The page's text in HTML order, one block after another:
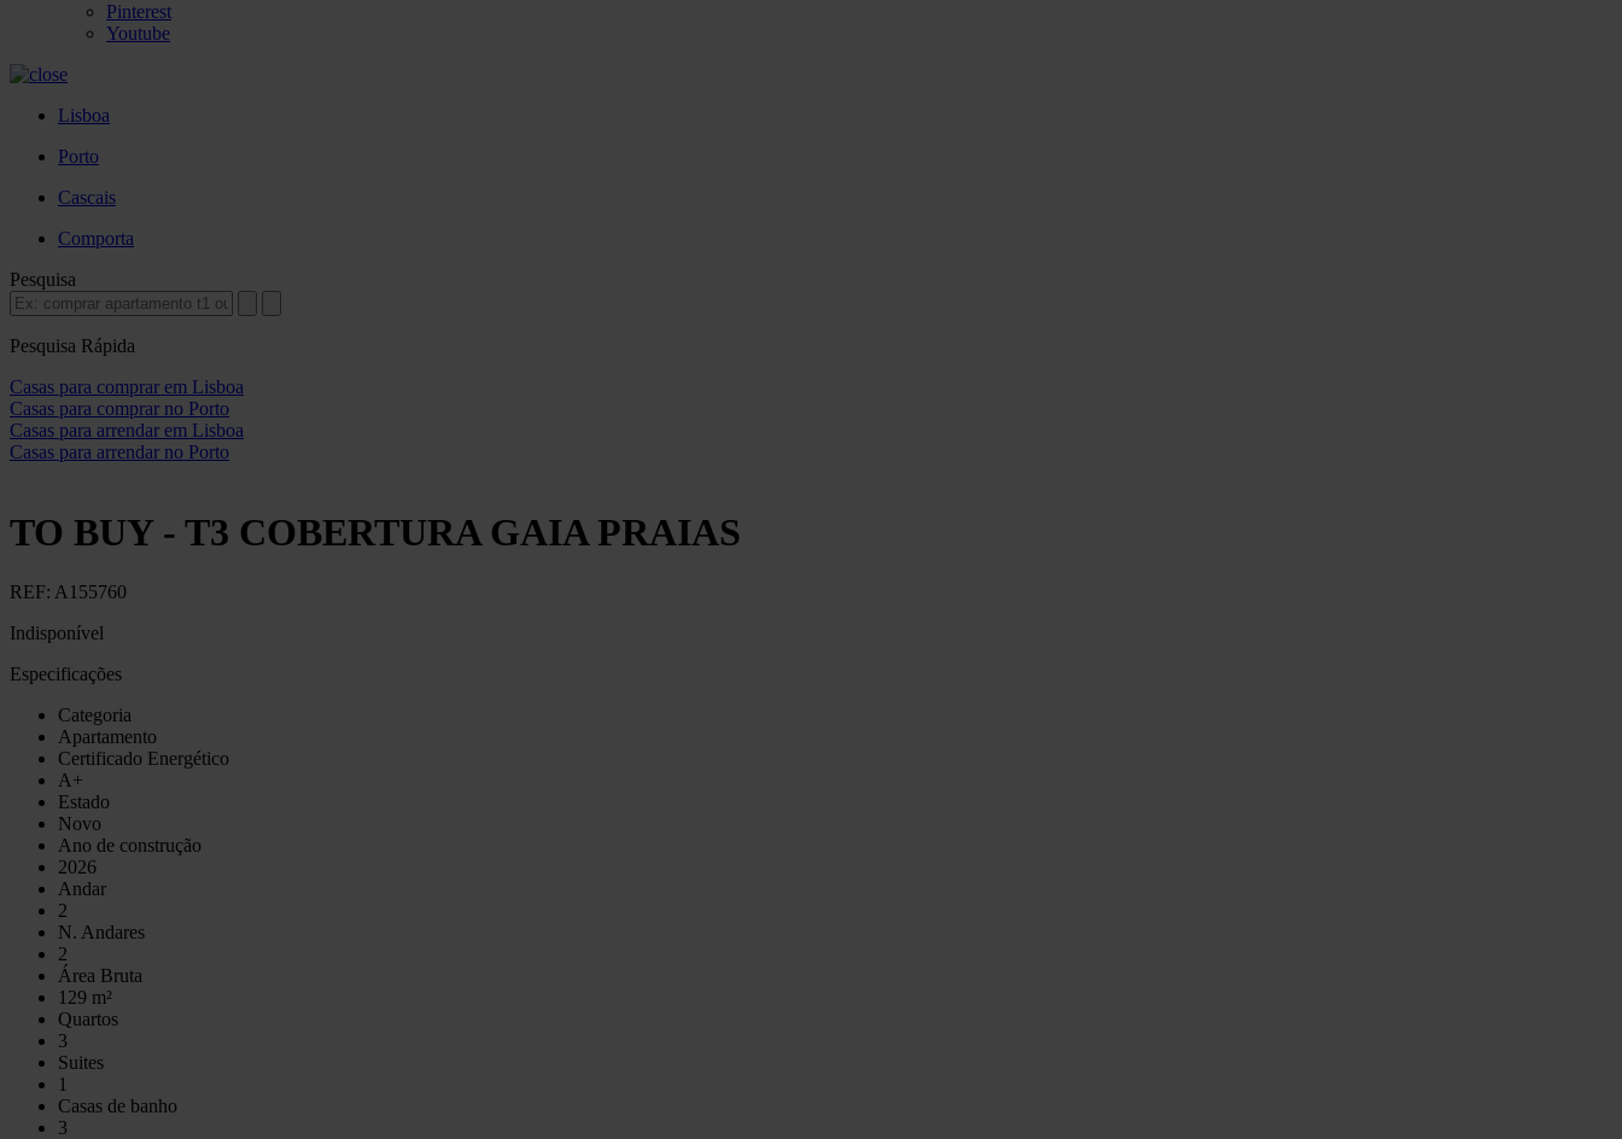
Pinterest
Youtube
Lisboa
Porto
Cascais
Comporta
Pesquisa
Pesquisa Rápida
Casas para comprar em Lisboa
Casas para comprar no Porto
Casas para arrendar em Lisboa
Casas para arrendar no Porto
TO BUY - T3 COBERTURA GAIA PRAIAS
REF: A155760
Indisponível
Especificações
Categoria
Apartamento
Certificado Energético
A+
Estado
Novo
Ano de construção
2026
Andar
2
N. Andares
2
Área Bruta
129 m²
Quartos
3
Suites
1
Casas de banho
3